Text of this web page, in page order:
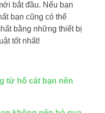
bắt đầu. Nếu bạn
bạn cũng có thể
bằng những thiết bị
tốt nhất!
từ hố cát bạn nên